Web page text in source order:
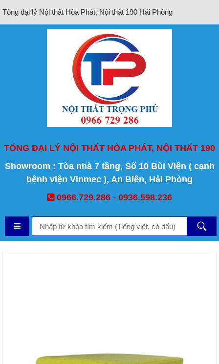
Tổng đại lý Nội thất Hòa Phát, Nội thất 190 Hải Phòng
TỔNG ĐẠI LÝ NỘI THẤT HÒA PHÁT, NỘI THẤT 190
Showroom : Tòa nhà 7 tầng, Số 10 Bùi Viện ( cạnh
bệnh viện Vinmec ), An Biên, Hải Phòng
0966.729.286 - 0936.598.236